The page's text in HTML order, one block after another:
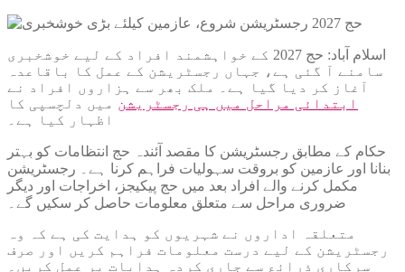
اسلام آباد: حج 2027 کے خواہشمند افراد کے لیے خوشخبری
سامنے آ گئی ہے، جہاں رجسٹریشن کے عمل کا باقاعدہ
آغاز کر دیا گیا ہے۔ ملک بھر سے ہزاروں افراد نے
ابتدائی مراحل میں ہی رجسٹریشن میں دلچسپی کا
اظہار کیا ہے۔
حکام کے مطابق رجسٹریشن کا مقصد آئندہ حج انتظامات کو بہتر
بنانا اور عازمین کو بروقت سہولیات فراہم کرنا ہے۔ رجسٹریشن
مکمل کرنے والے افراد بعد میں حج پیکیجز، اخراجات اور دیگر
ضروری مراحل سے متعلق معلومات حاصل کر سکیں گے۔
متعلقہ اداروں نے شہریوں کو ہدایت کی ہے کہ وہ
رجسٹریشن کے لیے درست معلومات فراہم کریں اور صرف
سرکاری ذرائع سے جاری کردہ ہدایات پر عمل کریں۔